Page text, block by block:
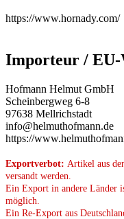
https://www.hornady.com/
Importeur /
Hofmann Helmut GmbH
Scheinbergweg 6-8
97638 Mellrichstadt
info@helmuthofmann.de
https://
Exportverbot: Artikel aus
versandt werden.
Ein Export in andere Länder
möglich.
Ein Re-Export aus